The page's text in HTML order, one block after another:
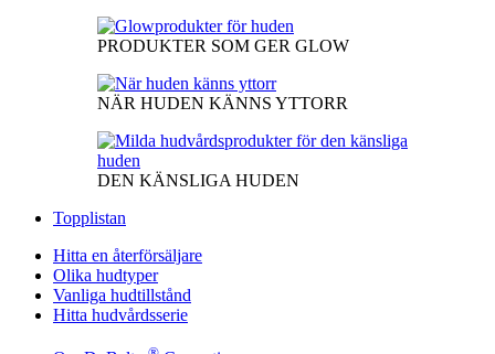
PRODUKTER SOM GER GLOW
NÄR HUDEN KÄNNS YTTORR
DEN KÄNSLIGA HUDEN
Topplistan
Hitta en återförsäljare
Olika hudtyper
Vanliga hudtillstånd
Hitta hudvårdsserie